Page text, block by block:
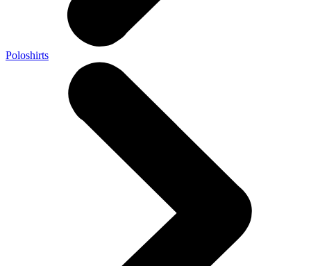
Poloshirts